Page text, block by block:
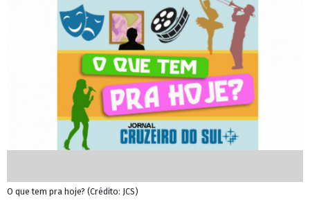
O que tem pra hoje? (Crédito: JCS)